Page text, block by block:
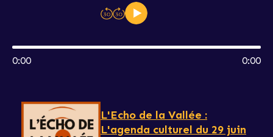
0:00 0:00
L'Echo de la Vallée :
L'agenda culturel du 29 juin